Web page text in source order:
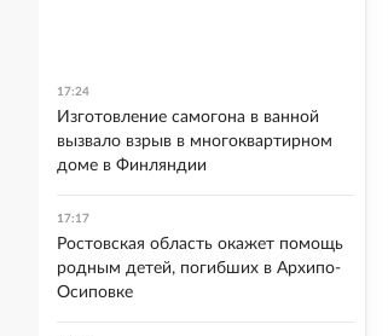
17:24
Изготовление самогона в ванной
вызвало взрыв в многоквартирном
доме в Финляндии
17:17
Ростовская область окажет помощь
родным детей, погибших в Архипо-
Осиповке